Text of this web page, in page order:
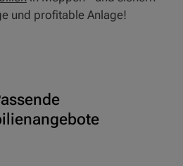
und profitable Anlage!